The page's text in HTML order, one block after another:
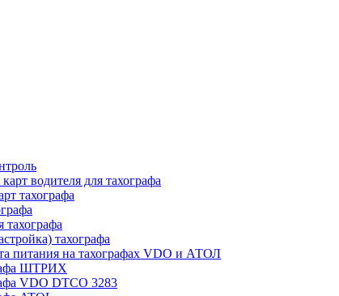
водителя для тахографа
тахографа
тахографа
тахографа
питания на тахографах VDO и АТОЛ
ШТРИХ
VDO DTCO 3283